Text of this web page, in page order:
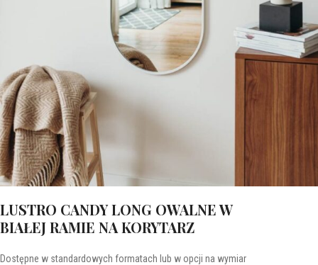
LUSTRO CANDY LONG OWALNE W
BIAŁEJ RAMIE NA KORYTARZ
Dostępne w standardowych formatach lub w opcji na wymiar